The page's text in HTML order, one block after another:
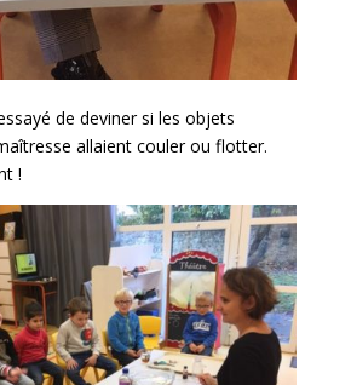
de deviner si les objets
allaient couler ou flotter.
!